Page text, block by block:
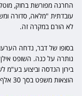
החרגה מפורשת בחוק,
עובדתית "מלאה, סדורה
לא הורם במקרה זה.
בסופו של דבר, נדחה
נותרה על כנה. השופט
בירון הנדסה וביצוע בע"מ
הוצאות משפט בסך 30 אלף שקל.